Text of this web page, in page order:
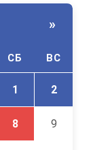
»
СБ ВС
1 2
8 9